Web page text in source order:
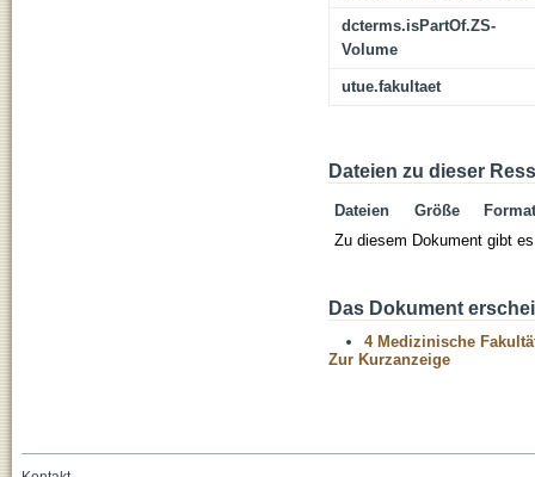
dcterms.isPartOf.ZS-
Volume
utue.fakultaet
Dateien zu dieser
Dateien Größe
Format
Zu diesem Dokument gibt
Das Dokument
4 Medizinische
Zur Kurzanzeige